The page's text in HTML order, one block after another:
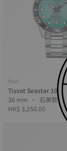
New
Tissot Seastar 1000
36 mm • 石英款
HK$ 3,250.00